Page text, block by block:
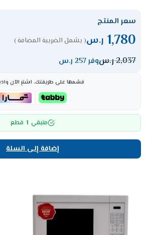
سعر المنتج
1,780 ر.س( يشمل الضريبة المضافة )
2,037ر.سوفر 257 ر.س
قسّمها على طريقتك، اشترِ الآن
متبقي 1 قطع
إضافة إلى السلة